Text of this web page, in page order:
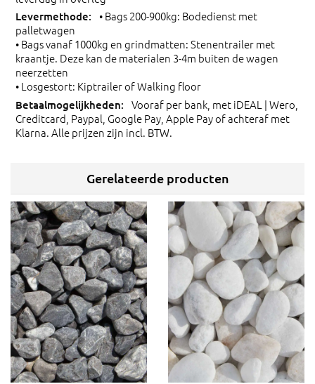
• Bags 200-900kg: Bodedienst met
palletwagen
• Bags vanaf 1000kg en grindmatten: Stenentrailer met
kraantje. Deze kan de materialen 3-4m buiten de wagen
neerzetten
• Losgestort: Kiptrailer of Walking floor
Vooraf per bank, met iDEAL | Wero,
Creditcard, Paypal, Google Pay, Apple Pay of achteraf met
Klarna. Alle prijzen zijn incl. BTW.
Gerelateerde producten